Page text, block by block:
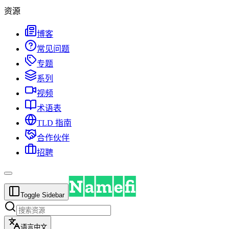
资源
博客
常见问题
专题
系列
视频
术语表
TLD 指南
合作伙伴
招聘
Toggle Sidebar
语言中文